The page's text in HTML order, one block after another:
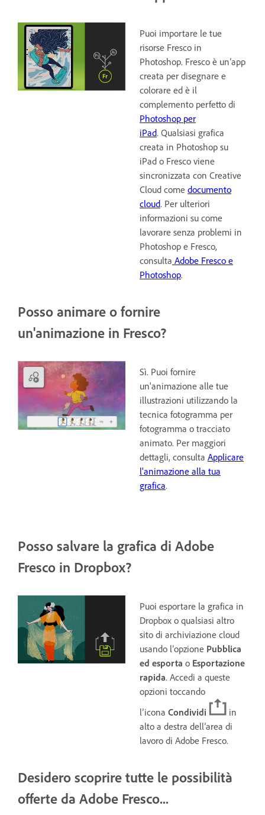
Puoi importare le tue
risorse Fresco in
Photoshop. Fresco è un’app
creata per disegnare e
colorare ed è il
complemento perfetto di
Photoshop per
iPad. Qualsiasi grafica
creata in Photoshop su
iPad o Fresco viene
sincronizzata con Creative
Cloud come documento
cloud. Per ulteriori
informazioni su come
lavorare senza problemi in
Photoshop e Fresco,
consulta Adobe Fresco e
Photoshop.
Posso animare o fornire
un'animazione in Fresco?
Sì. Puoi fornire
un'animazione alle tue
illustrazioni utilizzando la
tecnica fotogramma per
fotogramma o tracciato
animato. Per maggiori
dettagli, consulta Applicare
l'animazione alla tua
grafica.
Posso salvare la grafica di Adobe
Fresco in Dropbox?
Puoi esportare la grafica in
Dropbox o qualsiasi altro
sito di archiviazione cloud
usando l’opzione Pubblica
ed esporta o Esportazione
rapida. Accedi a queste
opzioni toccando
l’icona Condividi
in
alto a destra dell’area di
lavoro di Adobe Fresco.
Desidero scoprire tutte le possibilità
offerte da Adobe Fresco...